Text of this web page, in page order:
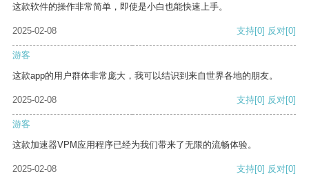
这款软件的操作非常简单，即使是小白也能快速上手。
2025-02-08 支持[0] 反对[0]
游客
这款app的用户群体非常庞大，我可以结识到来自世界各地的朋友。
2025-02-08 支持[0] 反对[0]
游客
这款加速器VPM应用程序已经为我们带来了无限的流畅体验。
2025-02-08 支持[0] 反对[0]